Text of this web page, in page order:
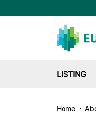
LISTING
Home